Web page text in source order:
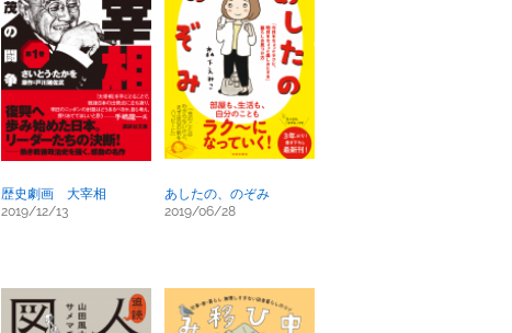
歴史劇画 大宰相
2019/12/13
あしたの、のぞみ
2019/06/28